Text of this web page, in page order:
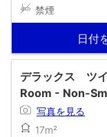
禁煙
日付
デラックス ツ
Room - Non-
写真を見る
17m²